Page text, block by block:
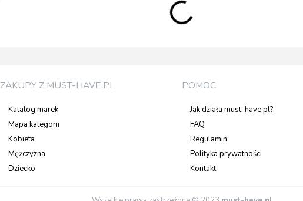
ZAKUPY Z MUST-HAVE.PL
Katalog marek
Mapa kategorii
Kobieta
Mężczyzna
Dziecko
POMOC
Jak działa must-have.pl?
FAQ
Regulamin
Polityka prywatności
Kontakt